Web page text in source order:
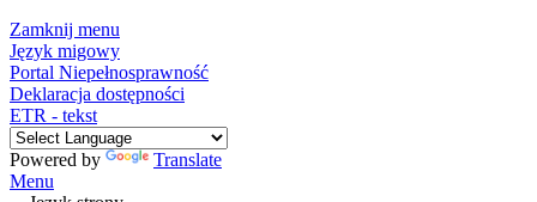
Zamknij menu
Język migowy
Portal Niepełnosprawność
Deklaracja dostępności
ETR - tekst
Powered by
Translate
Menu